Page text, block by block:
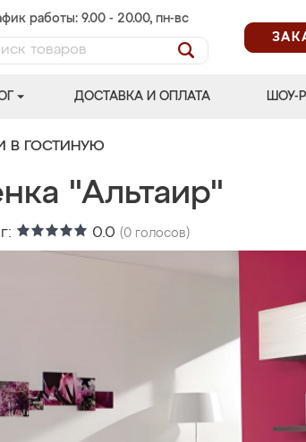
работы: 9.00 - 20.00, пн-вс
ДОСТАВКА И ОПЛАТА ШОУ-
В ГОСТИНУЮ
"Альтаир"
0.0 (0 голосов)